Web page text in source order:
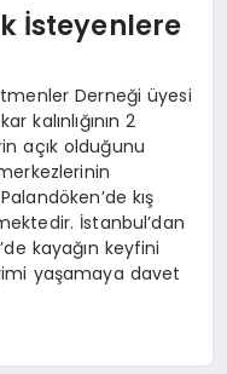
İsteyenlere
Derneği üyesi
kalınlığının 2
açık olduğunu
kış
İstanbul’dan
kayağın keyfini
yaşamaya davet